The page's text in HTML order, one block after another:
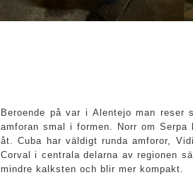
Beroende på var i Alentejo man
amforan smal i formen. Norr om
åt. Cuba har väldigt runda amforor,
Corval i centrala delarna av regionen
mindre kalksten och blir mer kompakt.